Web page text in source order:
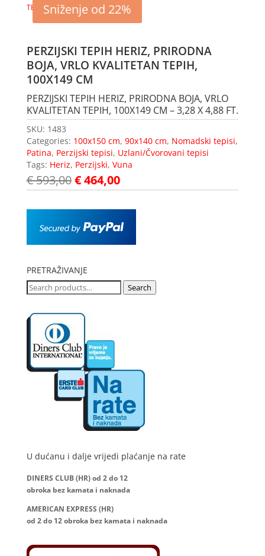
Sniženje od 22%
PERZIJSKI TEPIH HERIZ, PRIRODNA
BOJA, VRLO KVALITETAN TEPIH,
100X149 CM
PERZIJSKI TEPIH HERIZ, PRIRODNA BOJA, VRLO
KVALITETAN TEPIH, 100X149 CM – 3,28 X 4,88 FT.
SKU: 1483
Categories: 100x150 cm, 90x140 cm, Nomadski tepisi,
Patina, Perzijski tepisi, Uzlani/Čvorovani tepisi
Tags: Heriz, Perzijski, Vuna
€593,00€464,00
PRETRAŽIVANJE
Search
for:
Search
U dućanu i dalje vrijedi plaćanje na rate
DINERS CLUB (HR) od 2 do 12
obroka bez kamata i naknada
AMERICAN EXPRESS (HR)
od 2 do 12obroka bez kamata i naknada